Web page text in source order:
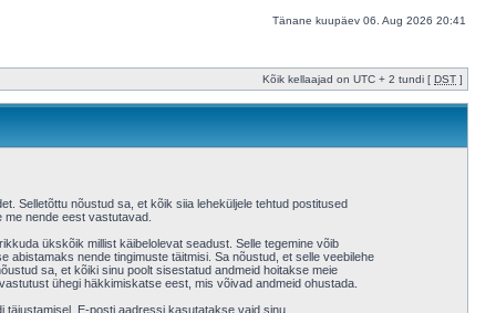
Tänane kuupäev 06. Aug 2026 20:41
Kõik kellaajad on UTC + 2 tundi [ DST ]
Selletõttu nõustud sa, et kõik siia leheküljele tehtud postitused
nende eest vastutavad.
ükskõik millist käibelolevat seadust. Selle tegemine võib
nende tingimuste täitmisi. Sa nõustud, et selle veebilehe
sa, et kõiki sinu poolt sisestatud andmeid hoitakse meie
ühegi häkkimiskatse eest, mis võivad andmeid ohustada.
täiustamisel. E-posti aadressi kasutatakse vaid sinu